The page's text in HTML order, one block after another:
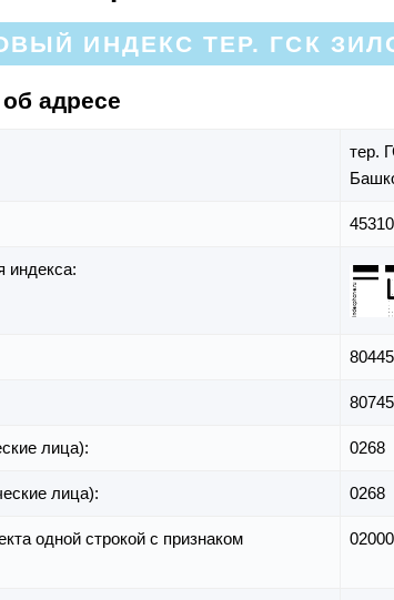
ИНДЕКС ТЕР. ГСК
адресе
тер.
индекса:
лица): 0268
лица): 0268
одной строкой с признаком